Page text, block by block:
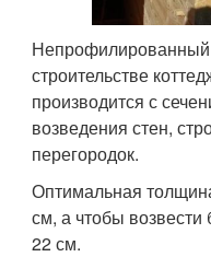
Непрофилированный
строительстве
производится с
возведения стен,
перегородок.
Оптимальная
см, а чтобы
22 см.